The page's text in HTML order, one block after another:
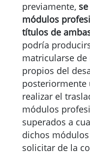
previamente,
módulos
títulos de
podría
matricularse
propios del
posteriormente
realizar el
módulos
superados a
dichos
solicitar de la